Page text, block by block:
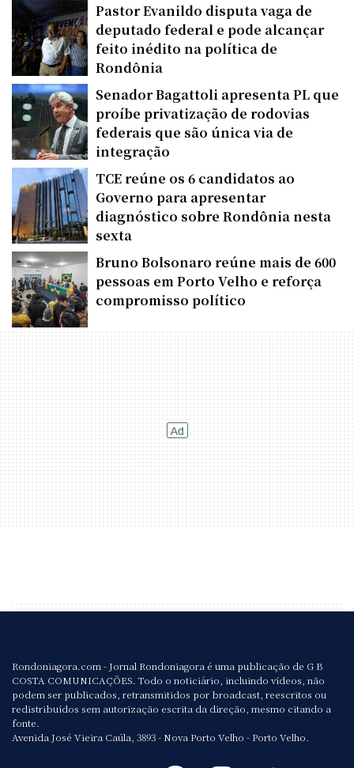
Pastor Evanildo disputa vaga de
deputado federal e pode alcançar
feito inédito na política de
Rondônia
Senador Bagattoli apresenta PL que
proíbe privatização de rodovias
federais que são única via de
integração
TCE reúne os 6 candidatos ao
Governo para apresentar
diagnóstico sobre Rondônia nesta
sexta
Bruno Bolsonaro reúne mais de 600
pessoas em Porto Velho e reforça
compromisso político
Rondoniagora.com - Jornal Rondoniagora é uma publicação de G B
COSTA COMUNICAÇÕES. Todo o noticiário, incluindo vídeos, não
podem ser publicados, retransmitidos por broadcast, reescritos ou
redistribuídos sem autorização escrita da direção, mesmo citando a
fonte.
Avenida José Vieira Caúla, 3893 - Nova Porto Velho - Porto Velho.